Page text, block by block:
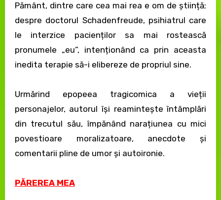
Pământ, dintre care cea mai rea e om de știință;
despre doctorul Schadenfreude, psihiatrul care
le interzice pacienților sa mai rostească
pronumele „eu”, intenționând ca prin aceasta
inedita terapie să-i elibereze de propriul sine.
Urmărind epopeea tragicomica a vieții
personajelor, autorul își reamintește întâmplări
din trecutul său, împănând narațiunea cu mici
povestioare moralizatoare, anecdote și
comentarii pline de umor și autoironie.
PĂREREA MEA